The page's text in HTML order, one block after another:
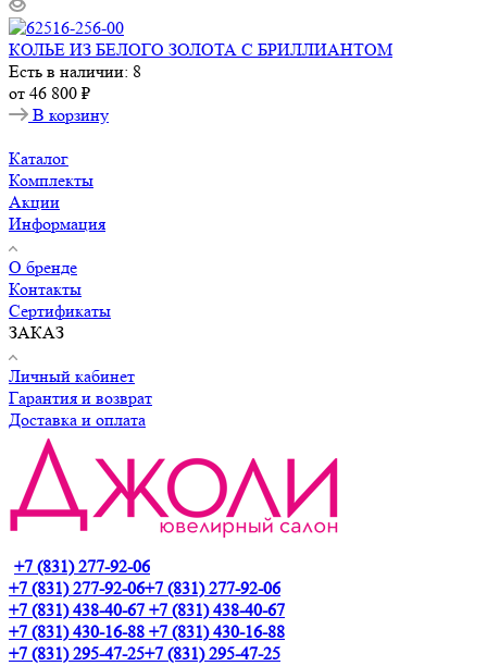
КОЛЬЕ ИЗ БЕЛОГО ЗОЛОТА С БРИЛЛИАНТОМ
Есть в наличии: 8
от 46 800 ₽
В корзину
Каталог
Комплекты
Акции
Информация
О бренде
Контакты
Сертификаты
ЗАКАЗ
Личный кабинет
Гарантия и возврат
Доставка и оплата
+7 (831) 277-92-06
+7 (831) 277-92-06+7 (831) 277-92-06
+7 (831) 438-40-67 +7 (831) 438-40-67
+7 (831) 430-16-88 +7 (831) 430-16-88
+7 (831) 295-47-25+7 (831) 295-47-25